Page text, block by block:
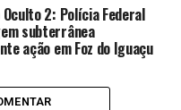
2: Polícia Federal
subterrânea
ação em Foz do Iguaçu